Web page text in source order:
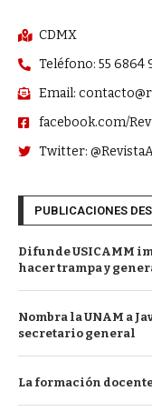
CDMX
Teléfono: 55 6864
Email:
facebook.com/
Twitter:
PUBLICACIONES
Difunde USICAMM
hacer trampa y
Nombra la UNAM a
secretario general
La formación